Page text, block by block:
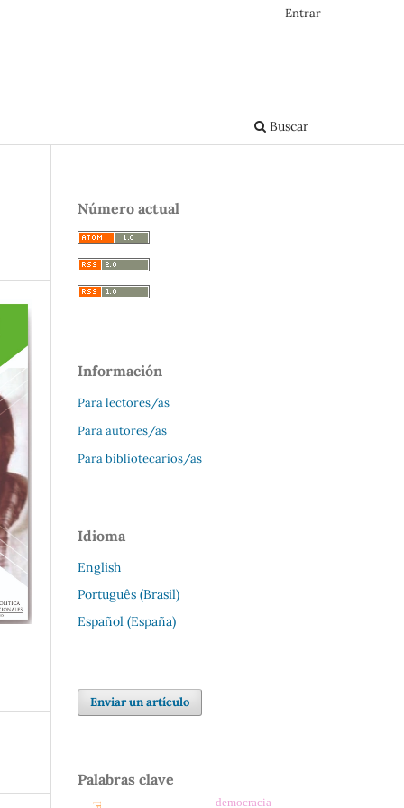
Buscar
Entrar
Número actual
Información
Para lectores/as
Para autores/as
Para bibliotecarios/as
Idioma
English
Português (Brasil)
Español (España)
Enviar un artículo
Palabras clave
democracia